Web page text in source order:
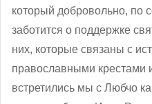
который добровольно, по
заботится о поддержке
них, которые связаны с
православными крестами
встретились мы с Любчо